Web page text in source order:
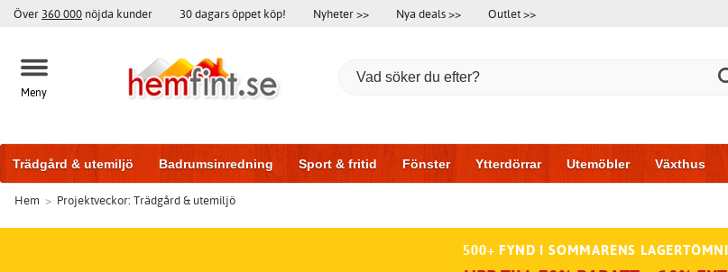
Över 360 000 nöjda kunder 30 dagars öppet köp! Nyheter >> Nya deals >> Outlet >>
Meny
Trädgård & utemiljö Badrumsinredning Sport & fritid Fönster Ytterdörrar Utemöbler Växthus
Badrumsmöbler Träningsutrustning
Hem > Projektveckor: Trädgård & utemiljö
500+ FYND I SOMMARENS